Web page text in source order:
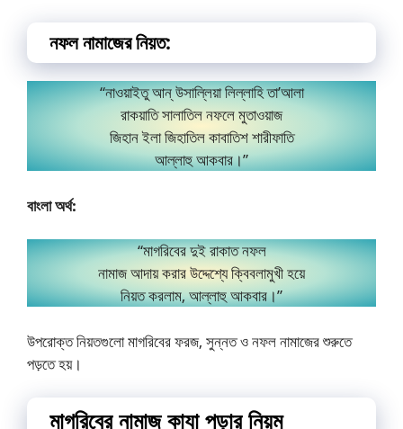
নফল নামাজের নিয়ত:
“নাওয়াইতু আন্ উসাল্লিয়া লিল্লাহি তা’আলা
রাকয়াতি সালাতিল নফলে মুতাওয়াজ
জিহান ইলা জিহাতিল কাবাতিশ শারীফাতি
আল্লাহু আকবার।”
বাংলা অর্থ:
“মাগরিবের দুই রাকাত নফল
নামাজ আদায় করার উদ্দেশ্যে ক্বিবলামুখী হয়ে
নিয়ত করলাম, আল্লাহু আকবার।”
উপরোক্ত নিয়তগুলো মাগরিবের ফরজ, সুন্নত ও নফল নামাজের শুরুতে
পড়তে হয়।
মাগরিবের নামাজ কাযা পড়ার নিয়ম